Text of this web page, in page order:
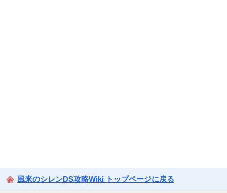
風来のシレンDS攻略Wiki トップページに戻る